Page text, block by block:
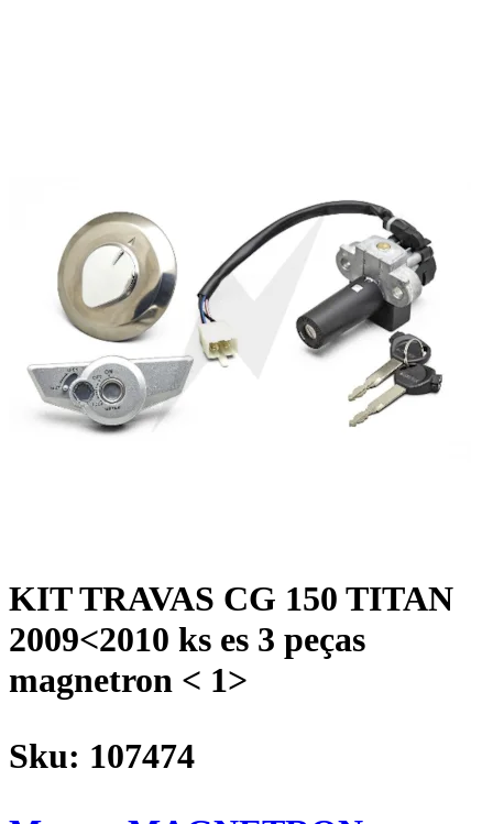
KIT TRAVAS CG 150 TITAN
2009<2010 ks es 3 peças
magnetron < 1>
Sku: 107474